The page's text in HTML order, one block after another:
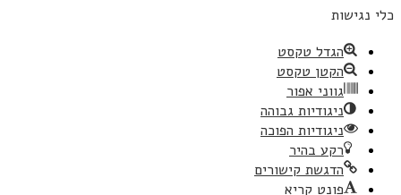
כלי נגישות
הגדל טקסט
הקטן טקסט
גווני אפור
ניגודיות גבוהה
ניגודיות הפוכה
רקע בהיר
הדגשת קישורים
פונט קריא